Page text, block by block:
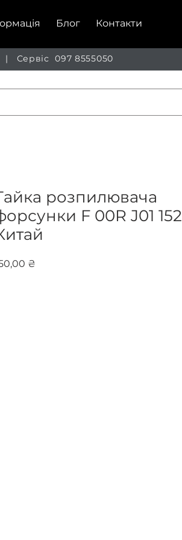
Блог Контакти
| Сервіс097 8555050
розпилювача
F 00R J01 152
₴